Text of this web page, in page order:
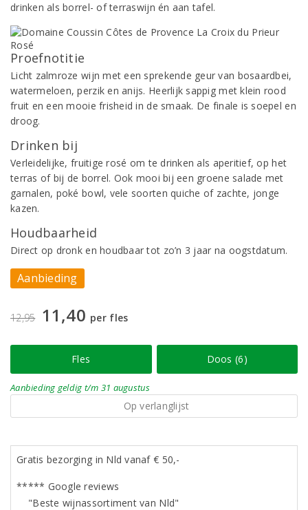
drinken als borrel- of terraswijn én aan tafel.
Proefnotitie
Licht zalmroze wijn met een sprekende geur van bosaardbei,
watermeloen, perzik en anijs. Heerlijk sappig met klein rood
fruit en een mooie frisheid in de smaak. De finale is soepel en
droog.
Drinken bij
Verleidelijke, fruitige rosé om te drinken als aperitief, op het
terras of bij de borrel. Ook mooi bij een groene salade met
garnalen, poké bowl, vele soorten quiche of zachte, jonge
kazen.
Houdbaarheid
Direct op dronk en houdbaar tot zo’n 3 jaar na oogstdatum.
Aanbieding
12,95 11,40 per fles
Fles Doos (6)
Aanbieding geldig t/m 31 augustus
Op verlanglijst
Gratis bezorging in Nld vanaf € 50,-
***** Google reviews
"Beste wijnassortiment van Nld"